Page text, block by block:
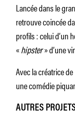
Lancée dans le
retrouve coincée
profils : celui d’un
«hipster» d’une
Avec la créatrice de
une comédie
AUTRES